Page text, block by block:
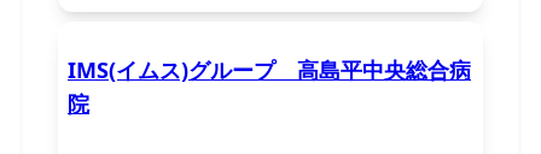
IMS(イムス)グループ 高島平中央総合病
院